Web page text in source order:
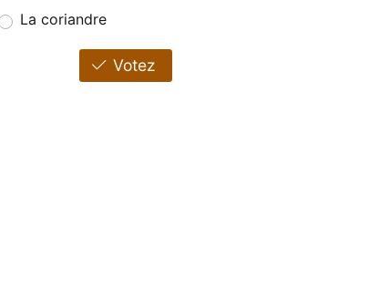
La coriandre
Votez